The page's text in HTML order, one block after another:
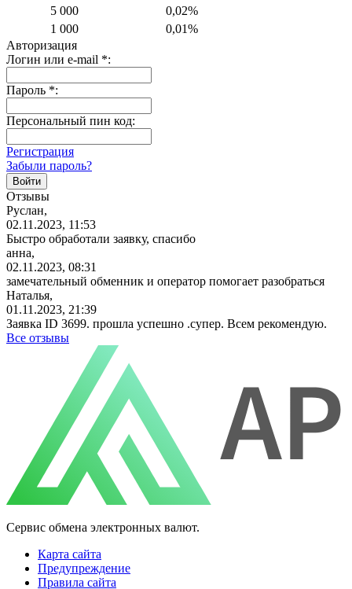
5 000
0,02%
1 000
0,01%
Авторизация
Логин или e-mail *:
Пароль *:
Персональный пин код:
Регистрация
Забыли пароль?
Отзывы
Руслан,
02.11.2023, 11:53
Быстро обработали заявку, спасибо
анна,
02.11.2023, 08:31
замечательный обменник и оператор помогает разобраться
Наталья,
01.11.2023, 21:39
Заявка ID 3699. прошла успешно .супер. Всем рекомендую.
Все отзывы
Сервис обмена электронных валют.
Карта сайта
Предупреждение
Правила сайта